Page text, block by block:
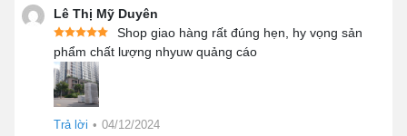
phù hợp với nhu cầu sử dụng thực tế.
Với dung tích 103L với 4 cánh tủ riêng biệt, có thể cất trữ
1 lượng lớn thịt cá, kem, rau củ, hải sản, đồ đông lạnh
đóng hộp… mà không lo chật chội. Kích cỡ này hoàn
toàn đủ nhu cầu của các tiệm thịt cá, đồ ăn làm sẵn, kem
Lê Thị Mỹ Duyên
Shop giao hàng rất đúng hẹn, hy vọng sản
phẩm chất lượng nhyuw quảng cáo
Trả lời • 04/12/2024